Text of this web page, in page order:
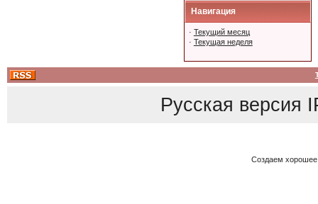
Навигация
· Текущий месяц
· Текущая неделя
Русская версия
Создаем